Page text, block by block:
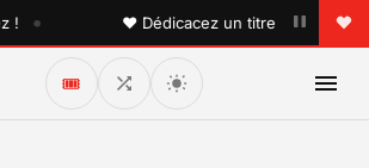
• ♥ Dédicacez un titre à vos
🎟️